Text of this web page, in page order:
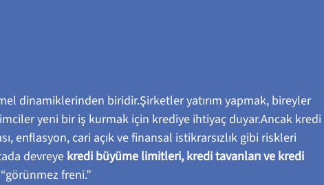
dinamiklerinden biridir.Şirketler yatırım yapmak, bireyler
yeni bir iş kurmak için krediye ihtiyaç duyar.Ancak kredi
enflasyon, cari açık ve finansal istikrarsızlık gibi riskleri
devreye kredi büyüme limitleri, kredi tavanları ve kredi
freni.”